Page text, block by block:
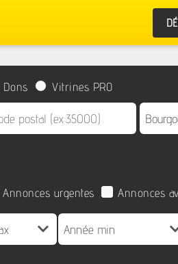
Dons Vitrines PRO
Annonces urgentes Annonces